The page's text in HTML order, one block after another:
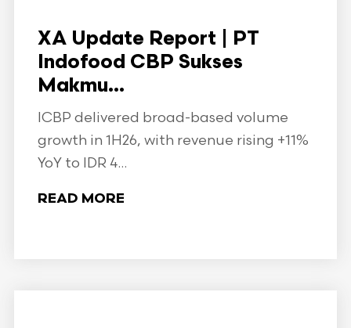
XA Update Report | PT
Indofood CBP Sukses
Makmu...
ICBP delivered broad-based volume
growth in 1H26, with revenue rising +11%
YoY to IDR 4...
READ MORE